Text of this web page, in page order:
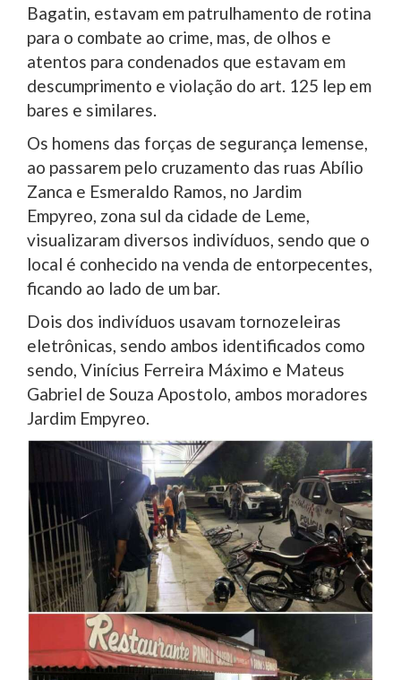
Bagatin, estavam em patrulhamento de rotina
para o combate ao crime, mas, de olhos e
atentos para condenados que estavam em
descumprimento e violação do art. 125 lep em
bares e similares.
Os homens das forças de segurança lemense,
ao passarem pelo cruzamento das ruas Abílio
Zanca e Esmeraldo Ramos, no Jardim
Empyreo, zona sul da cidade de Leme,
visualizaram diversos indivíduos, sendo que o
local é conhecido na venda de entorpecentes,
ficando ao lado de um bar.
Dois dos indivíduos usavam tornozeleiras
eletrônicas, sendo ambos identificados como
sendo, Vinícius Ferreira Máximo e Mateus
Gabriel de Souza Apostolo, ambos moradores
Jardim Empyreo.